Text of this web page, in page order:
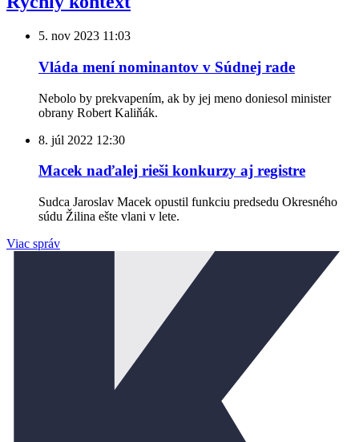
5. nov 2023 11:03
Vláda mení nominantov v Súdnej rade
Nebolo by prekvapením, ak by jej meno doniesol minister
obrany Robert Kaliňák.
8. júl 2022 12:30
Macek naďalej rieši konkurzy aj registre
Sudca Jaroslav Macek opustil funkciu predsedu Okresného
súdu Žilina ešte vlani v lete.
Viac správ